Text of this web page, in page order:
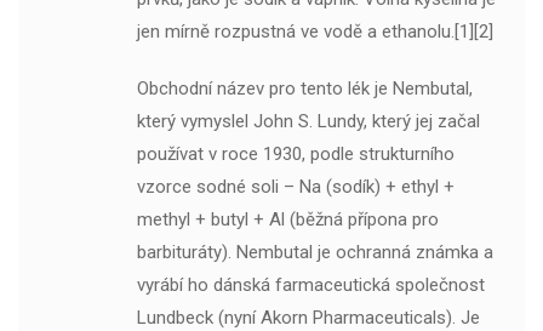
jen mírně rozpustná ve vodě a ethanolu.[1][2]
Obchodní název pro tento lék je Nembutal,
který vymyslel John S. Lundy, který jej začal
používat v roce 1930, podle strukturního
vzorce sodné soli – Na (sodík) + ethyl +
methyl + butyl + Al (běžná přípona pro
barbituráty). Nembutal je ochranná známka a
vyrábí ho dánská farmaceutická společnost
Lundbeck (nyní Akorn Pharmaceuticals). Je